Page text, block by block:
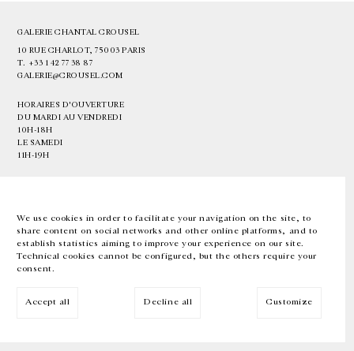
We use cookies in order to facilitate your navigation on the site, to
share content on social networks and other online platforms, and to
establish statistics aiming to improve your experience on our site.
Technical cookies cannot be configured, but the others require your
consent.
Accept all Decline all Customize
GALERIE CHANTAL CROUSEL
10 RUE CHARLOT, 75003 PARIS
T. +33 1 42 77 38 87
GALERIE@CROUSEL.COM
HORAIRES D'OUVERTURE
DU MARDI AU VENDREDI
10H-18H
LE SAMEDI
11H-19H
EN FR 中文 Facebook Instagram
Inscrivez-vous à notre newsletter